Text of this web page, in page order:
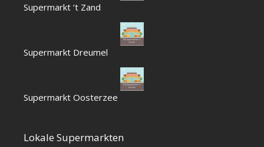
Supermarkt ‘t Zand
Supermarkt Dreumel
Supermarkt Oosterzee
Lokale Supermarkten